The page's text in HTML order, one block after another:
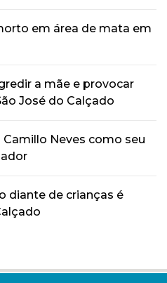
em área de mata em
a mãe e provocar
José do Calçado
Camillo Neves como seu
diante de crianças é